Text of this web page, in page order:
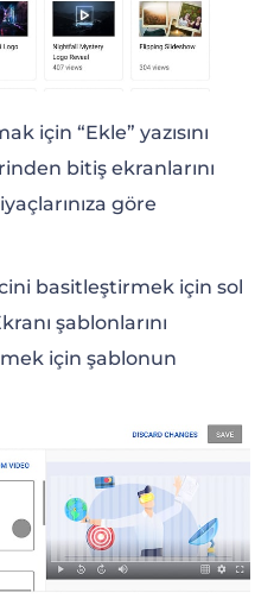
için “Ekle” yazısını
bitiş ekranlarını
göre
basitleştirmek için sol
şablonlarını
için şablonun